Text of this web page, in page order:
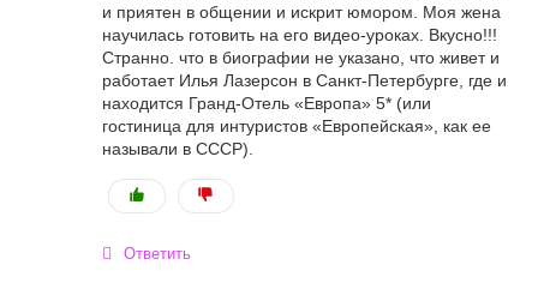
и приятен в общении и искрит юмором. Моя жена
научилась готовить на его видео-уроках. Вкусно!!!
Странно. что в биографии не указано, что живет и
работает Илья Лазерсон в Санкт-Петербурге, где и
находится Гранд-Отель «Европа» 5* (или
гостиница для интуристов «Европейская», как ее
называли в СССР).
Ответить